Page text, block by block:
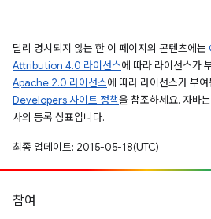
달리 명시되지 않는 한 이 페이지의 콘텐츠에는
Attribution 4.0 라이선스에 따라 라이선스가
Apache 2.0 라이선스에 따라 라이선스가 부
Developers 사이트 정책을 참조하세요. 자바
사의 등록 상표입니다.
최종 업데이트: 2015-05-18(UTC)
참여